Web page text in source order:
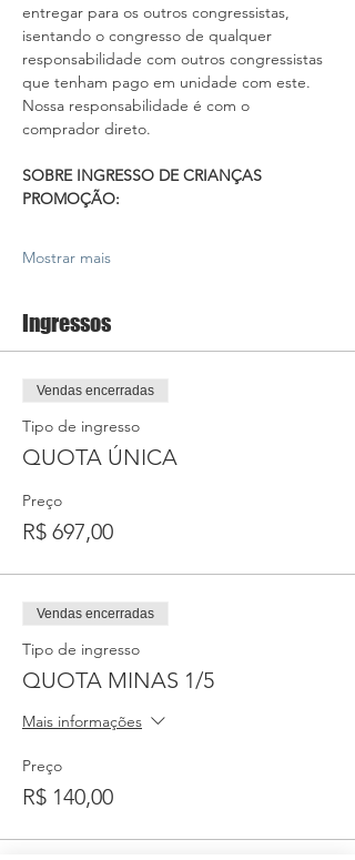
entregar para os outros congressistas,
isentando o congresso de qualquer
responsabilidade com outros congressistas
que tenham pago em unidade com este.
Nossa responsabilidade é com o
comprador direto.
SOBRE INGRESSO DE CRIANÇAS
PROMOÇÃO:
Mostrar mais
Ingressos
Vendas encerradas
Tipo de ingresso
QUOTA ÚNICA
Preço
R$ 697,00
Vendas encerradas
Tipo de ingresso
QUOTA MINAS 1/5
Mais informações
Preço
R$ 140,00